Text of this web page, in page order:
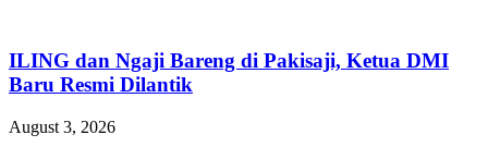
ILING dan Ngaji Bareng di Pakisaji, Ketua DMI
Baru Resmi Dilantik
August 3, 2026